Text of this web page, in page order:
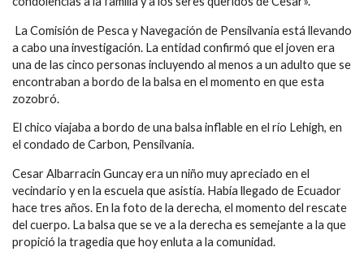
 La Comisión de Pesca y Navegación de Pensilvania está llevando
a cabo una investigación. La entidad confirmó que el joven era
una de las cinco personas incluyendo al menos a un adulto que se
encontraban a bordo de la balsa en el momento en que esta
zozobró.
El chico viajaba a bordo de una balsa inflable en el río Lehigh, en
el condado de Carbon, Pensilvania.
Cesar Albarracin Guncay era un niño muy apreciado en el
vecindario y en la escuela que asistía. Había llegado de Ecuador
hace tres años. En la foto de la derecha, el momento del rescate
del cuerpo. La balsa que se ve a la derecha es semejante a la que
propició la tragedia que hoy enluta a la comunidad.